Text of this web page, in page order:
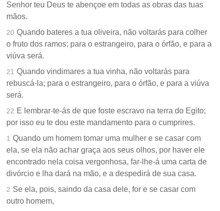
Senhor teu Deus te abençoe em todas as obras das tuas
mãos.
20 Quando bateres a tua oliveira, não voltarás para colher
o fruto dos ramos; para o estrangeiro, para o órfão, e para a
viúva será.
21 Quando vindimares a tua vinha, não voltarás para
rebuscá-la; para o estrangeiro, para o órfão, e para a viúva
será.
22 E lembrar-te-ás de que foste escravo na terra do Egito;
por isso eu te dou este mandamento para o cumprires.
1 Quando um homem tomar uma mulher e se casar com
ela, se ela não achar graça aos seus olhos, por haver ele
encontrado nela coisa vergonhosa, far-lhe-á uma carta de
divórcio e lha dará na mão, e a despedirá de sua casa.
2 Se ela, pois, saindo da casa dele, for e se casar com
outro homem,